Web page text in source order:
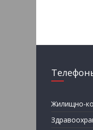
Жилищно-